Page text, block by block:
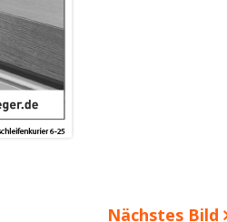
Nächstes Bild